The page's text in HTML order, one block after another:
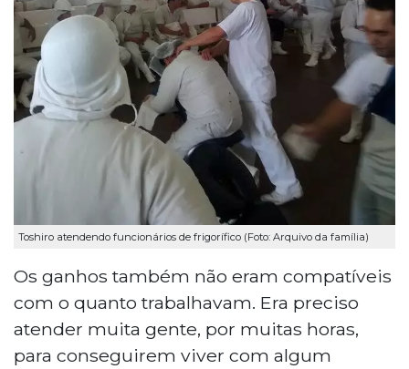
Toshiro atendendo funcionários de frigorífico (Foto: Arquivo da família)
Os ganhos também não eram compatíveis
com o quanto trabalhavam. Era preciso
atender muita gente, por muitas horas,
para conseguirem viver com algum